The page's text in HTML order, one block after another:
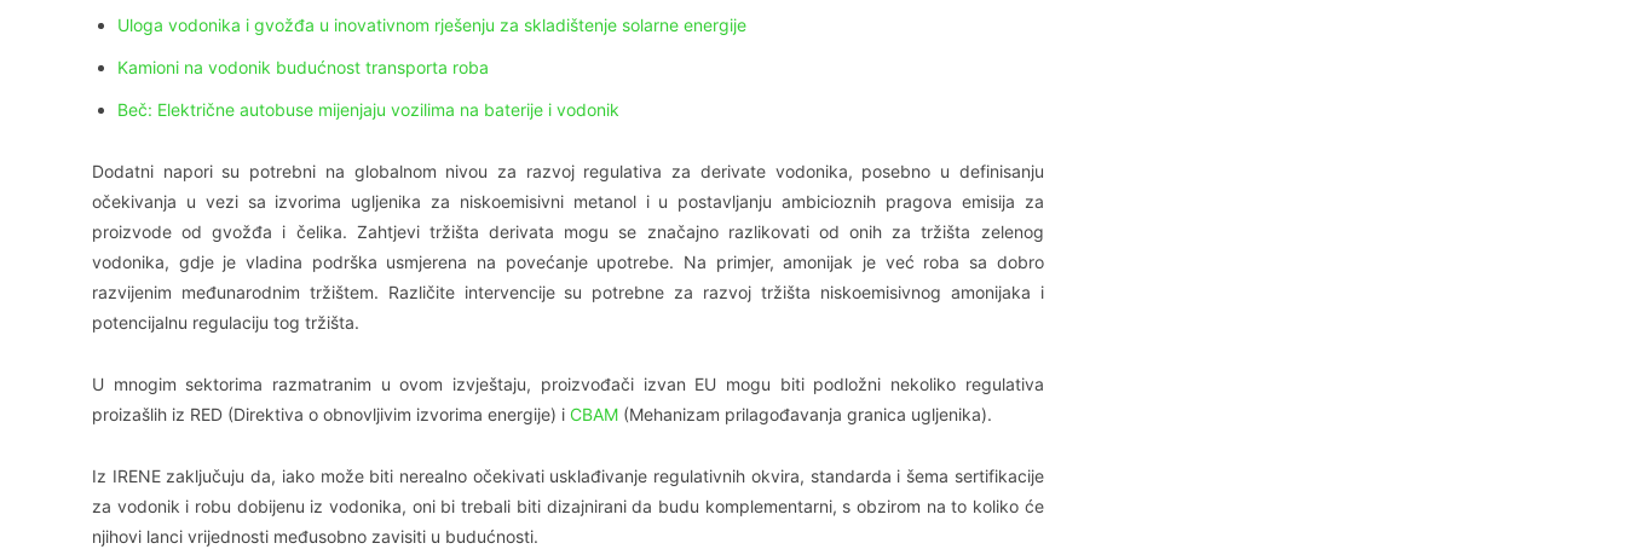
Uloga vodonika i gvožđa u inovativnom rješenju za skladištenje solarne energije
Kamioni na vodonik budućnost transporta roba
Beč: Električne autobuse mijenjaju vozilima na baterije i vodonik
Dodatni napori su potrebni na globalnom nivou za razvoj regulativa za derivate vodonika, posebno u definisanju
očekivanja u vezi sa izvorima ugljenika za niskoemisivni metanol i u postavljanju ambicioznih pragova emisija za
proizvode od gvožđa i čelika. Zahtjevi tržišta derivata mogu se značajno razlikovati od onih za tržišta zelenog
vodonika, gdje je vladina podrška usmjerena na povećanje upotrebe. Na primjer, amonijak je već roba sa dobro
razvijenim međunarodnim tržištem. Različite intervencije su potrebne za razvoj tržišta niskoemisivnog amonijaka i
potencijalnu regulaciju tog tržišta.
U mnogim sektorima razmatranim u ovom izvještaju, proizvođači izvan EU mogu biti podložni nekoliko regulativa
proizašlih iz RED (Direktiva o obnovljivim izvorima energije) i CBAM (Mehanizam prilagođavanja granica ugljenika).
Iz IRENE zaključuju da, iako može biti nerealno očekivati usklađivanje regulativnih okvira, standarda i šema sertifikacije
za vodonik i robu dobijenu iz vodonika, oni bi trebali biti dizajnirani da budu komplementarni, s obzirom na to koliko će
njihovi lanci vrijednosti međusobno zavisiti u budućnosti.